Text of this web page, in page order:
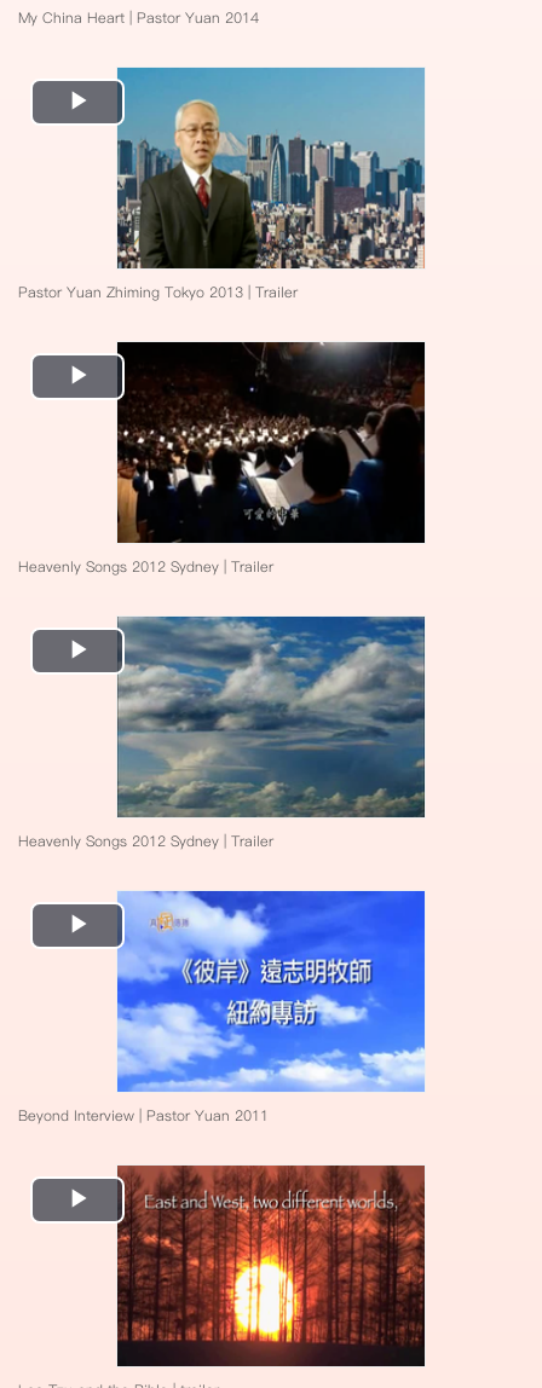
My China Heart | Pastor Yuan 2014
Play
Video
Pastor Yuan Zhiming Tokyo 2013 | Trailer
Play
Video
Heavenly Songs 2012 Sydney | Trailer
Play
Video
Heavenly Songs 2012 Sydney | Trailer
Play
Video
Beyond Interview | Pastor Yuan 2011
Play
Video